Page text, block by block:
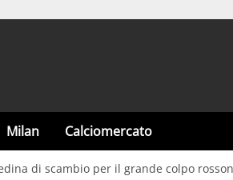
Milan Calciomercato
di scambio per il grande colpo